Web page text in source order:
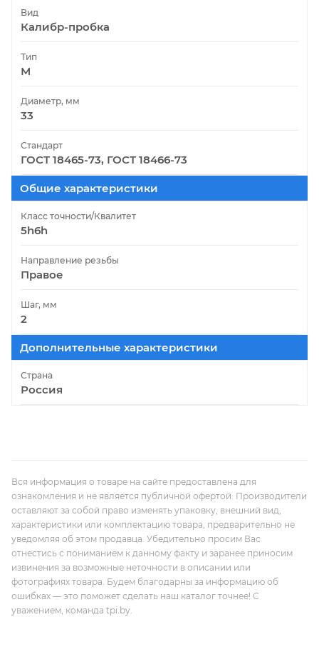
Вид
Калибр-пробка
Тип
М
Диаметр, мм
33
Стандарт
ГОСТ 18465-73, ГОСТ 18466-73
Общие характеристики
Класс точности/Квалитет
5h6h
Направление резьбы
Правое
Шаг, мм
2
Дополнительные характеристики
Страна
Россия
Вся информация о товаре на сайте предоставлена для
ознакомления и не является публичной офертой. Производители
оставляют за собой право изменять упаковку, внешний вид,
характеристики или комплектацию товара, предварительно не
уведомляя об этом продавца. Убедительно просим Вас
отнестись с пониманием к данному факту и заранее приносим
извинения за возможные неточности в описании или
фотографиях товара. Будем благодарны за информацию об
ошибках — это поможет сделать наш каталог точнее! С
уважением, команда tpi.by.